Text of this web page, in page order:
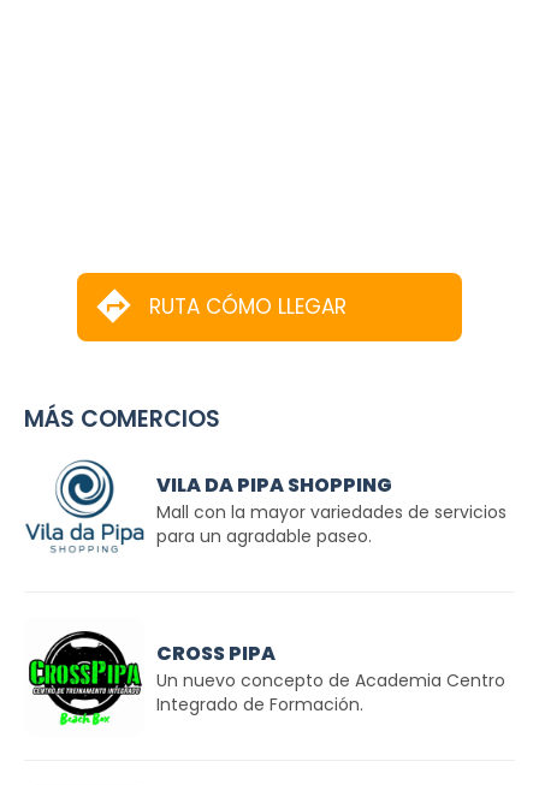
RUTA CÓMO LLEGAR
MÁS COMERCIOS
VILA DA PIPA SHOPPING
Mall con la mayor variedades de servicios
para un agradable paseo.
CROSS PIPA
Un nuevo concepto de Academia Centro
Integrado de Formación.